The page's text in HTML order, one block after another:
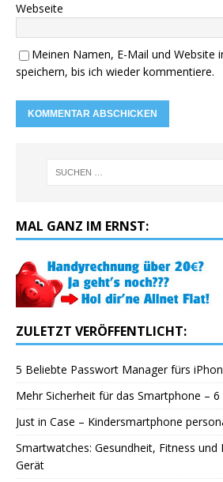
Webseite
Meinen Namen, E-Mail und Website
speichern, bis ich wieder kommentiere.
MAL GANZ IM ERNST:
ZULETZT VERÖFFENTLICHT:
5 Beliebte Passwort Manager fürs
Mehr Sicherheit für das Smartphone –
Just in Case – Kindersmartphone
Smartwatches: Gesundheit, Fitness und
Gerät